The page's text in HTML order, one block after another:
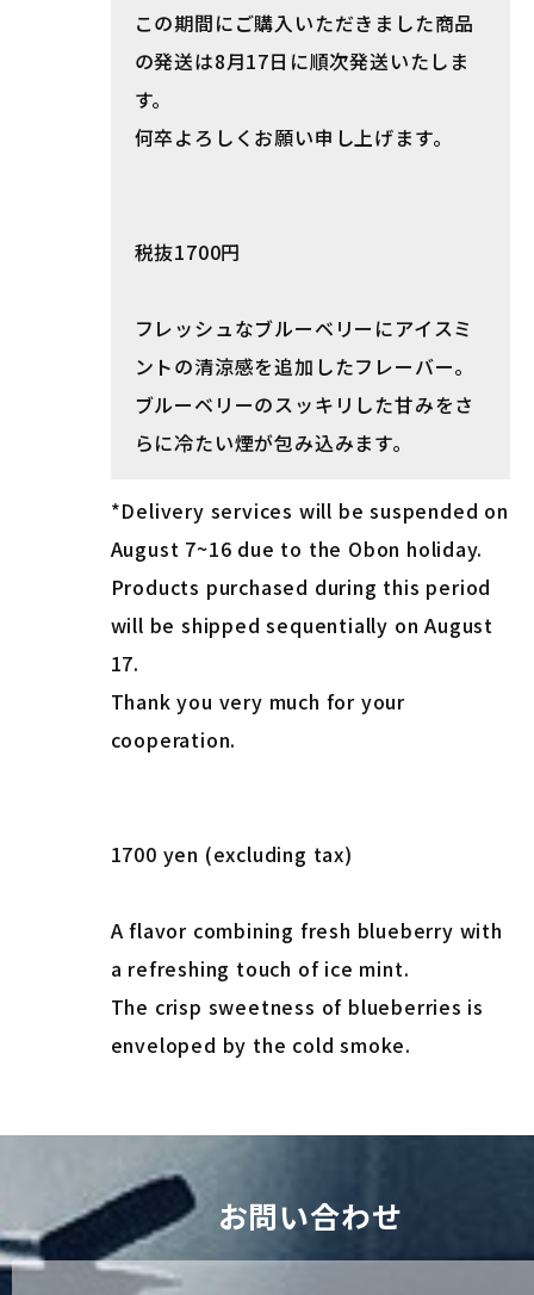
この期間にご購入いただきました商品
の発送は8月17日に順次発送いたしま
す。
何卒よろしくお願い申し上げます。
税抜1700円
フレッシュなブルーベリーにアイスミ
ントの清涼感を追加したフレーバー。
ブルーベリーのスッキリした甘みをさ
らに冷たい煙が包み込みます。
*Delivery services will be suspended on
August 7~16 due to the Obon holiday.
Products purchased during this period
will be shipped sequentially on August
17.
Thank you very much for your
cooperation.
1700 yen (excluding tax)
A flavor combining fresh blueberry with
a refreshing touch of ice mint.
The crisp sweetness of blueberries is
enveloped by the cold smoke.
お問い合わせ